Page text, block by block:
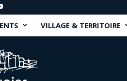
VILLAGE & TERRITOIRE